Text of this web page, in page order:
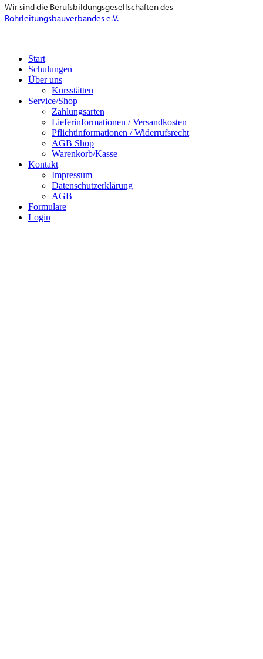
Wir sind die Berufsbildungsgesellschaften des
Rohrleitungsbauverbandes e.V.
Start
Schulungen
Über uns
Kursstätten
Service/Shop
Zahlungsarten
Lieferinformationen / Versandkosten
Pflichtinformationen / Widerrufsrecht
AGB Shop
Warenkorb/Kasse
Kontakt
Impressum
Datenschutzerklärung
AGB
Formulare
Login